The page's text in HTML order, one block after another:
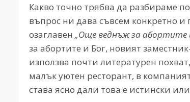
Какво точно трябва да разбираме
въпрос ни дава съвсем конкретно
озаглавен „Още веднъж за абортите
за абортите и Бог, новият
използва почти литературен
малък уютен ресторант, в
става ясно дали това е истински